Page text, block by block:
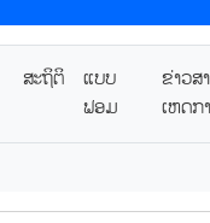
ສະຖິຕິ
ແບບ
ຟອມ
ຂ່າວສ
ເຫດກ